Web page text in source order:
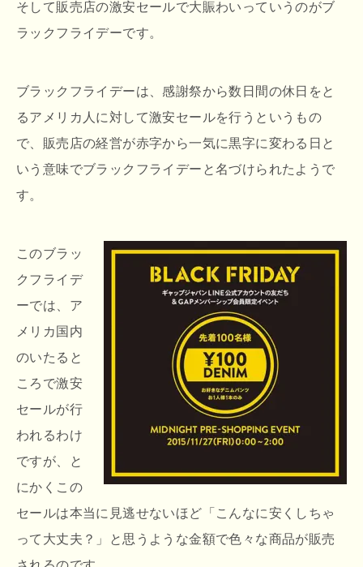
そして販売店の激安セールで大賑わいっていうのがブ
ラックフライデーです。
ブラックフライデーは、感謝祭から数日間の休日をと
るアメリカ人に対して激安セールを行うというもの
で、販売店の経営が赤字から一気に黒字に変わる日と
いう意味でブラックフライデーと名づけられたようで
す。
このブラッ
クフライデ
ーでは、ア
メリカ国内
のいたると
ころで激安
セールが行
われるわけ
ですが、と
にかくこの
セールは本当に見逃せないほど「こんなに安くしちゃ
って大丈夫？」と思うような金額で色々な商品が販売